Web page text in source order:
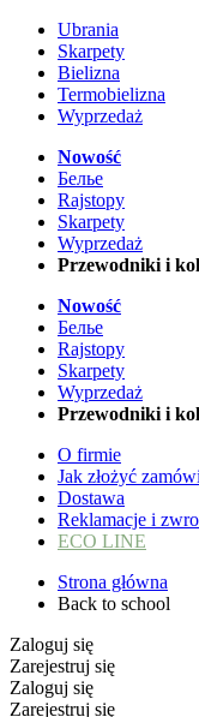
Ubrania
Skarpety
Bielizna
Termobielizna
Wyprzedaż
Nowość
Белье
Rajstopy
Skarpety
Wyprzedaż
Przewodniki i
Nowość
Белье
Rajstopy
Skarpety
Wyprzedaż
Przewodniki i
O firmie
Jak złożyć
Dostawa
Reklamacje i
ECO LINE
Strona główna
Back to school
Zaloguj się
Zarejestruj się
Zaloguj się
Zarejestruj się